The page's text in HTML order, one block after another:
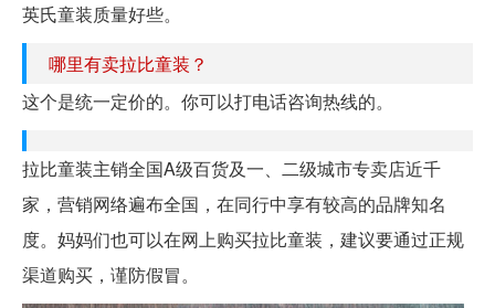
英氏童装质量好些。
哪里有卖拉比童装？
这个是统一定价的。你可以打电话咨询热线的。
拉比童装主销全国A级百货及一、二级城市专卖店近千
家，营销网络遍布全国，在同行中享有较高的品牌知名
度。妈妈们也可以在网上购买拉比童装，建议要通过正规
渠道购买，谨防假冒。